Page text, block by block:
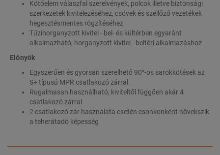
Kötőelem válaszfal szerelvények, polcok illetve biztonsági
szerkezetek kivitelezéséhez, csövek és szellőző vezetékek
hegesztésmentes rögzítéséhez
Tűzihorganyzott kivitel - bel- és kültérben egyaránt
alkalmazható; horganyzott kivitel - beltéri alkalmazáshoz
Előnyök
Egyszerűen és gyorsan szerelhető 90°-os sarokkötések az
S+ típusú MPR csatlakozó zárral
Rugalmasan használható, kiviteltől függően akár 4
csatlakozó zárral
2 csatlakozó zár használata esetén csonkonként növekszik
a teherátadó képesség